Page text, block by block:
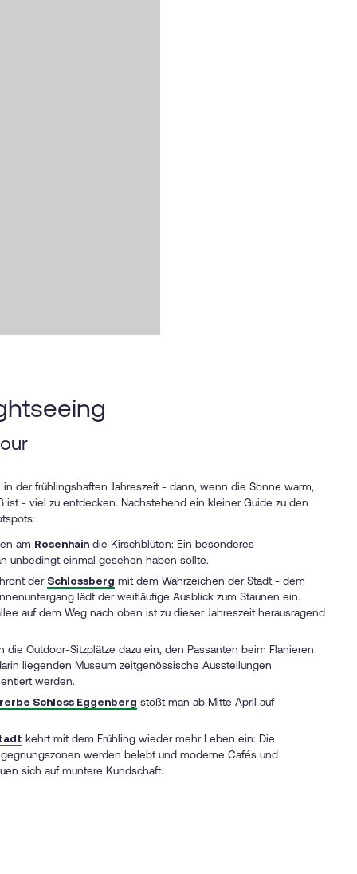
der frühlingshaften Jahreszeit - dann, wenn die Sonne warm,
ist - viel zu entdecken. Nachstehend ein kleiner Guide zu den
am Rosenhain die Kirschblüten: Ein besonderes
unbedingt einmal gesehen haben sollte.
der Schlossberg mit dem Wahrzeichen der Stadt - dem
lädt der weitläufige Ausblick zum Staunen ein.
auf dem Weg nach oben ist zu dieser Jahreszeit herausragend
die Outdoor-Sitzplätze dazu ein, den Passanten beim Flanieren
liegenden Museum zeitgenössische Ausstellungen
werden.
Schloss Eggenberg stößt man ab Mitte April auf
kehrt mit dem Frühling wieder mehr Leben ein: Die
werden belebt und moderne Cafés und
sich auf muntere Kundschaft.